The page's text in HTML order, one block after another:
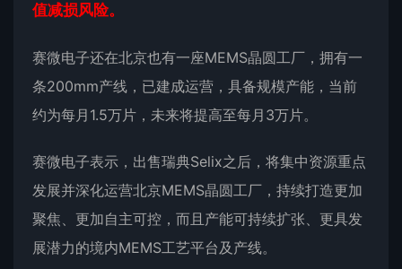
值减损风险。
赛微电子还在北京也有一座MEMS晶圆工厂，拥有一
条200mm产线，已建成运营，具备规模产能，当前
约为每月1.5万片，未来将提高至每月3万片。
赛微电子表示，出售瑞典Selix之后，将集中资源重点
发展并深化运营北京MEMS晶圆工厂，持续打造更加
聚焦、更加自主可控，而且产能可持续扩张、更具发
展潜力的境内MEMS工艺平台及产线。